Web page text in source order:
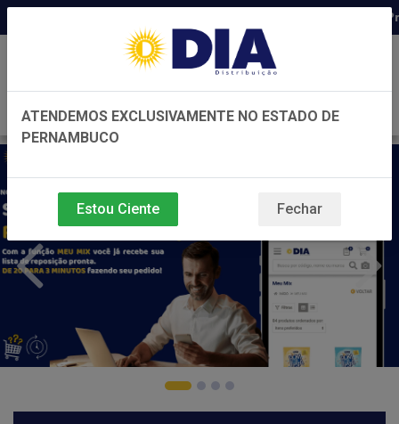
Distribuidora há 22 anos em Pernambuco ◆
ATENDEMOS EXCLUSIVAMENTE NO ESTADO DE
PERNAMBUCO
Estou Ciente Fechar